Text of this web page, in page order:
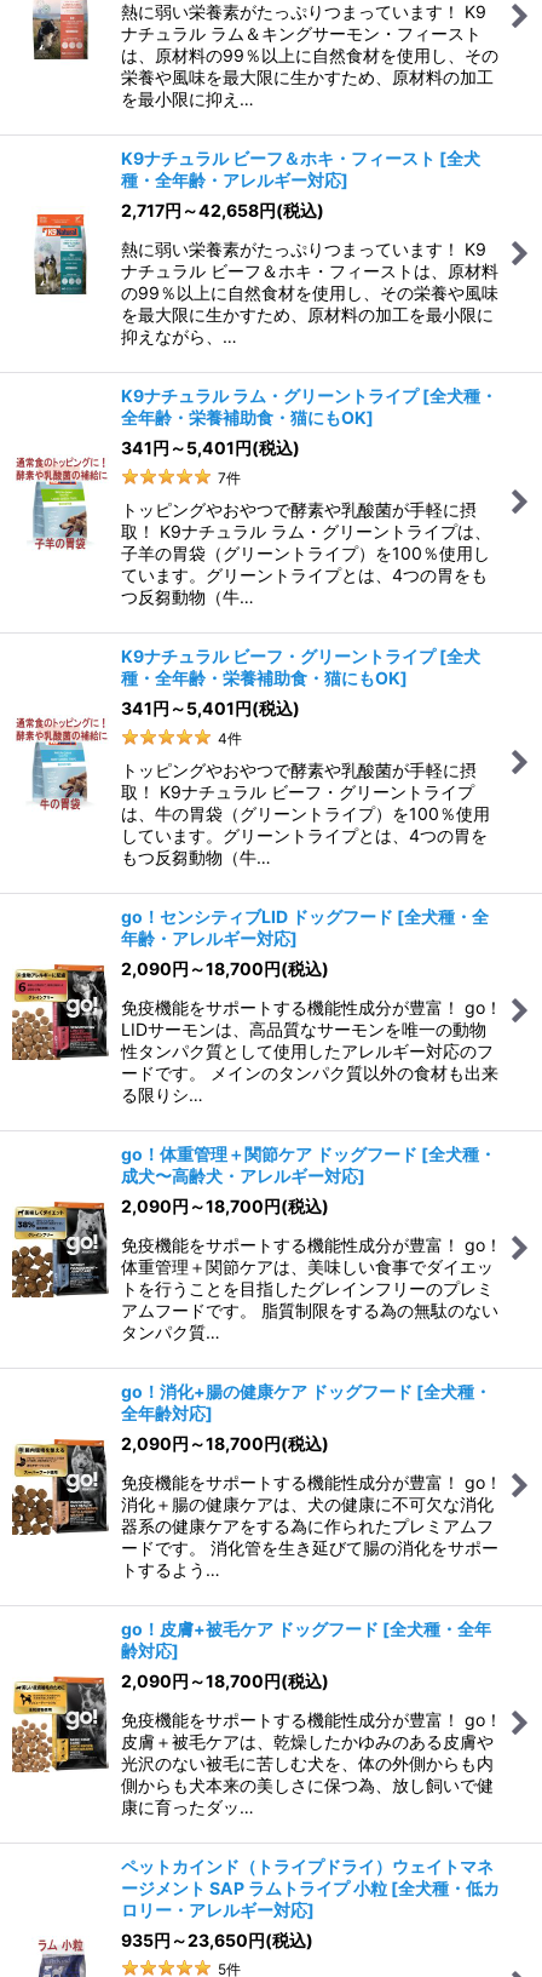
熱に弱い栄養素がたっぷりつまっています！ K9
ナチュラル ラム＆キングサーモン・フィースト
は、原材料の99％以上に自然食材を使用し、その
栄養や風味を最大限に生かすため、原材料の加工
を最小限に抑え…
K9ナチュラル ビーフ＆ホキ・フィースト [全犬
種・全年齢・アレルギー対応]
2,717円 ～42,658円(税込)
熱に弱い栄養素がたっぷりつまっています！ K9
ナチュラル ビーフ＆ホキ・フィーストは、原材料
の99％以上に自然食材を使用し、その栄養や風味
を最大限に生かすため、原材料の加工を最小限に
抑えながら、…
K9ナチュラル ラム・グリーントライプ [全犬種・
全年齢・栄養補助食・猫にもOK]
341 円 ～5,401 円(税込)
7件
トッピングやおやつで酵素や乳酸菌が手軽に摂
取！ K9ナチュラル ラム・グリーントライプは、
子羊の胃袋（グリーントライプ）を100％使用し
ています。グリーントライプとは、4つの胃をも
つ反芻動物（牛…
K9ナチュラル ビーフ・グリーントライプ [全犬
種・全年齢・栄養補助食・猫にもOK]
341円 ～5,401円(税込)
4件
トッピングやおやつで酵素や乳酸菌が手軽に摂
取！ K9ナチュラル ビーフ・グリーントライプ
は、牛の胃袋（グリーントライプ）を100％使用
しています。グリーントライプとは、4つの胃を
もつ反芻動物（牛…
go！センシティブLID ドッグフード [全犬種・全
年齢・アレルギー対応]
2,090円 ～18,700円(税込)
免疫機能をサポートする機能性成分が豊富！ go！
LIDサーモンは、高品質なサーモンを唯一の動物
性タンパク質として使用したアレルギー対応のフ
ードです。 メインのタンパク質以外の食材も出来
る限りシ…
go！体重管理＋関節ケア ドッグフード [全犬種・
成犬〜高齢犬・アレルギー対応]
2,090円 ～18,700円(税込)
免疫機能をサポートする機能性成分が豊富！ go！
体重管理＋関節ケアは、美味しい食事でダイエッ
トを行うことを目指したグレインフリーのプレミ
アムフードです。 脂質制限をする為の無駄のない
タンパク質…
go！消化+腸の健康ケア ドッグフード [全犬種・
全年齢対応]
2,090円 ～18,700円(税込)
免疫機能をサポートする機能性成分が豊富！ go！
消化＋腸の健康ケアは、犬の健康に不可欠な消化
器系の健康ケアをする為に作られたプレミアムフ
ードです。 消化管を生き延びて腸の消化をサポー
トするよう…
go！皮膚+被毛ケア ドッグフード [全犬種・全年
齢対応]
2,090円 ～18,700円(税込)
免疫機能をサポートする機能性成分が豊富！ go！
皮膚＋被毛ケアは、乾燥したかゆみのある皮膚や
光沢のない被毛に苦しむ犬を、体の外側からも内
側からも犬本来の美しさに保つ為、放し飼いで健
康に育ったダッ…
ペットカインド（トライプドライ）ウェイトマネ
ージメント SAP ラムトライプ 小粒 [全犬種・低カ
ロリー・アレルギー対応]
935円 ～23,650円(税込)
5件